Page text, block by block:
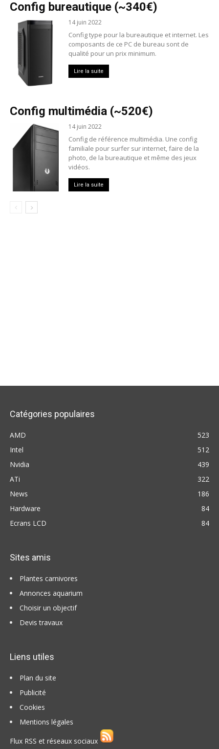
Config bureautique (~340€)
14 juin 2022
Config type pour la bureautique et internet. Les
composants de ce PC de bureau sont de
qualité pour un prix minimum.
Lire la suite
Config multimédia (~520€)
14 juin 2022
Config de référence multimédia. Une config
familiale pour surfer sur internet, faire de la
photo, de la bureautique et même des jeux
vidéos.
Lire la suite
Catégories populaires
AMD
523
Intel
512
Nvidia
439
ATi
322
News
186
Hardware
84
Ecrans LCD
84
Sites amis
Plantes carnivores
Annonces aquarium
Choisir un objectif
Devis travaux
Liens utiles
Plan du site
Publicité
Cookies
Mentions légales
Flux RSS et réseaux sociaux